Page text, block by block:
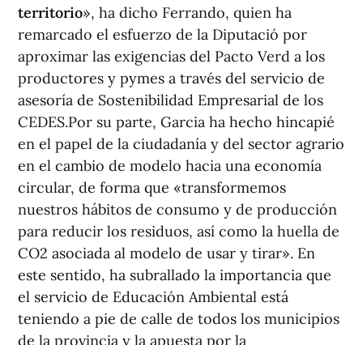
territorio», ha dicho Ferrando, quien ha
remarcado el esfuerzo de la Diputació por
aproximar las exigencias del Pacto Verd a los
productores y pymes a través del servicio de
asesoría de Sostenibilidad Empresarial de los
CEDES.Por su parte, Garcia ha hecho hincapié
en el papel de la ciudadanía y del sector agrario
en el cambio de modelo hacia una economía
circular, de forma que «transformemos
nuestros hábitos de consumo y de producción
para reducir los residuos, así como la huella de
CO2 asociada al modelo de usar y tirar». En
este sentido, ha subrallado la importancia que
el servicio de Educación Ambiental está
teniendo a pie de calle de todos los municipios
de la provincia y la apuesta por la